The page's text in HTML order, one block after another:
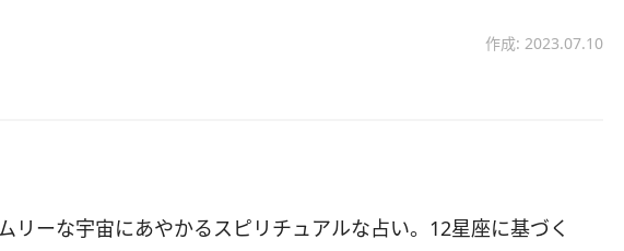
作成: 2023.07.10
リーな宇宙にあやかるスピリチュアルな占い。12星座に基づく